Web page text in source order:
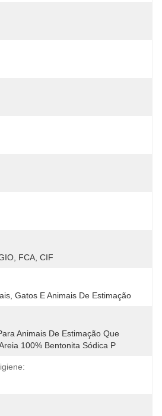
FCA, CIF
Gatos E Animais De Estimação
Animais De Estimação Que
100% Bentonita Sódica P